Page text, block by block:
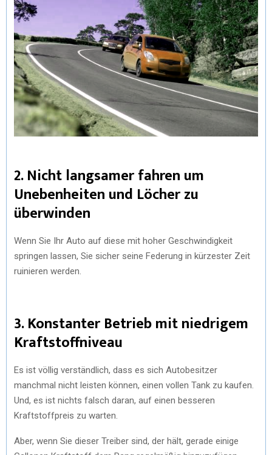
2. Nicht langsamer fahren um
Unebenheiten und Löcher zu
überwinden
Wenn Sie Ihr Auto auf diese mit hoher Geschwindigkeit
springen lassen, Sie sicher seine Federung in kürzester Zeit
ruinieren werden.
3. Konstanter Betrieb mit niedrigem
Kraftstoffniveau
Es ist völlig verständlich, dass es sich Autobesitzer
manchmal nicht leisten können, einen vollen Tank zu kaufen.
Und, es ist nichts falsch daran, auf einen besseren
Kraftstoffpreis zu warten.
Aber, wenn Sie dieser Treiber sind, der hält, gerade einige